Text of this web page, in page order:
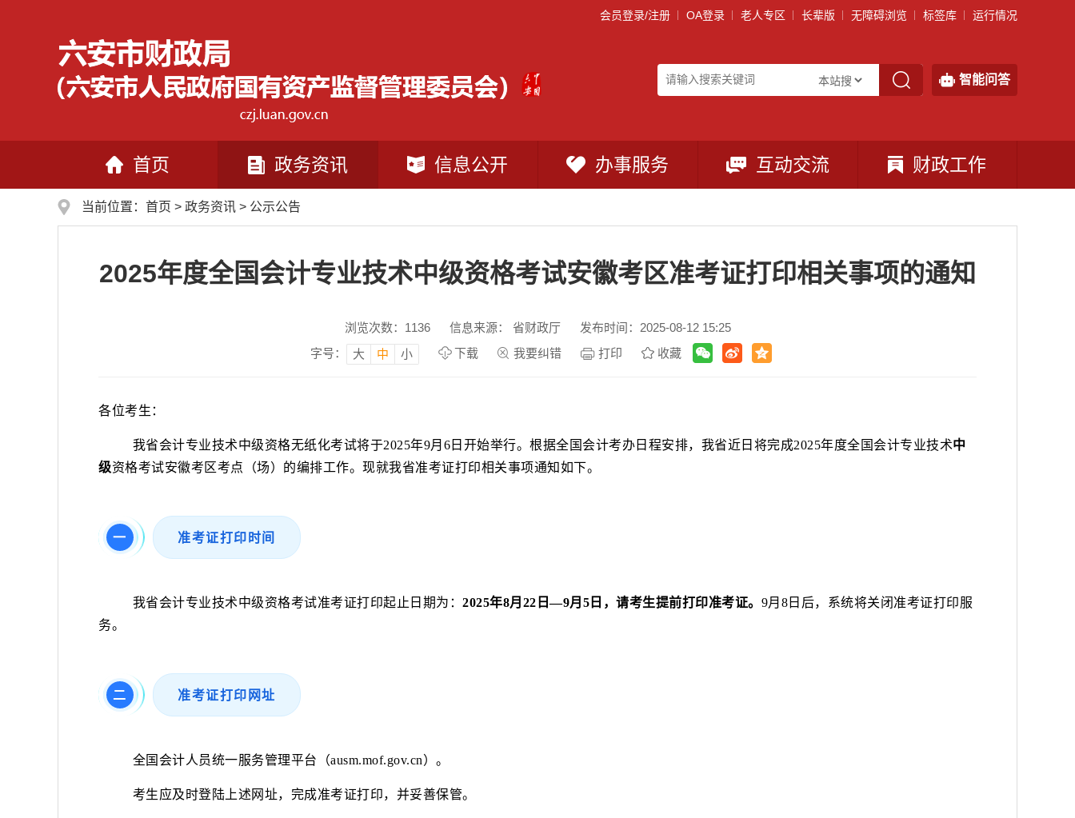
会员登录/注册 OA登录 老人专区 长辈版 无障碍浏览 标签库 运行情况
智能问答
首页 政务资讯 信息公开 办事服务 互动交流 财政工作
当前位置： 首页 > 政务资讯 > 公示公告
2025年度全国会计专业技术中级资格考试安徽考区准考证打印相关事项的通知
浏览次数： 1136 信息来源： 省财政厅
发布时间：2025-08-12 15:25
字号：
大 中 小 下载 我要纠错 打印 收藏
各位考生：
我省会计专业技术中级资格无纸化考试将于2025年9月 6 日开始举行。根据全国会计考办日程安排，我省近日将完成2025年度全国会计专业技术中
级资格考试安徽考区考点（场）的编排工作。现就我省准考证打印相关事项通知如下。
一 准考证打印时间
我省会计专业技术中级资格考试准考证打印起止日期为：2025年8月 22 日—9月 5 日 ，请考生提前打印准考证。 9月8日后，系统将关闭准考证打印服
务。
二 准考证打印网址
全国会计人员统一服务管理平台（ausm.mof.gov.cn）。
考生应及时登陆上述网址，完成准考证打印，并妥善保管。